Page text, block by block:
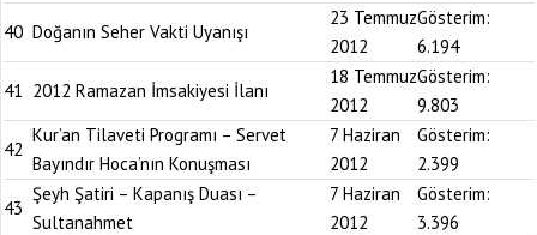
40 Doğanın Seher Vakti Uyanışı
23 Temmuz
2012
Gösterim:
6.194
41 2012 Ramazan İmsakiyesi İlanı
18 Temmuz
2012
Gösterim:
9.803
42
Kur’an Tilaveti Programı – Servet
Bayındır Hoca’nın Konuşması
7 Haziran
2012
Gösterim:
2.399
43
Şeyh Şatiri – Kapanış Duası –
Sultanahmet
7 Haziran
2012
Gösterim:
3.396